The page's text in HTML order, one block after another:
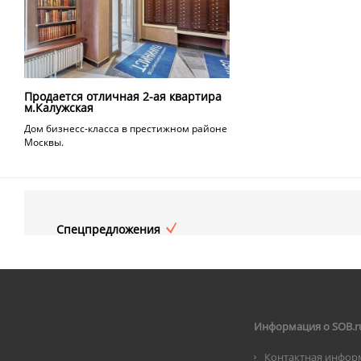
Продается отличная 2-ая квартира
м.Калужская
Дом бизнесс-класса в престижном районе
Москвы.
Спецпредложения
Информация о
Контактная